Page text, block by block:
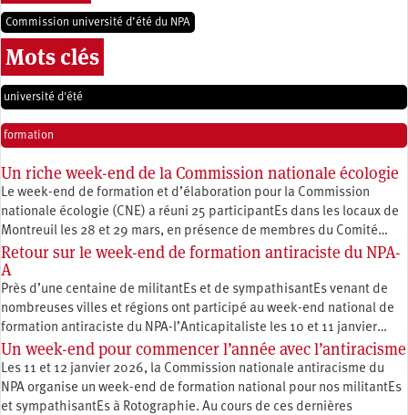
Commission université d’été du NPA
Mots clés
université d'été
formation
Un riche week-end de la Commission nationale écologie
Le week-end de formation et d’élaboration pour la Commission
nationale écologie (CNE) a réuni 25 participantEs dans les locaux de
Montreuil les 28 et 29 mars, en présence de membres du Comité…
Retour sur le week-end de formation antiraciste du NPA-
A
Près d’une centaine de militantEs et de sympathisantEs venant de
nombreuses villes et régions ont participé au week-end national de
formation antiraciste du NPA-l’Anticapitaliste les 10 et 11 janvier…
Un week-end pour commencer l’année avec l’antiracisme
Les 11 et 12 janvier 2026, la Commission nationale antiracisme du
NPA organise un week-end de formation national pour nos militantEs
et sympathisantEs à Rotographie. Au cours de ces dernières